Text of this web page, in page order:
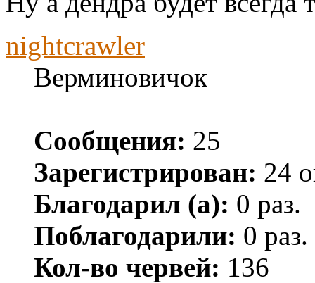
nightcrawler
Верминовичок
Сообщения: 25
Зарегистрирован: 24
Благодарил (а): 0 раз.
Поблагодарили: 0 раз.
Кол-во червей: 136